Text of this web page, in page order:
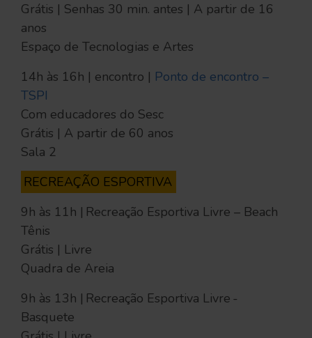
Grátis | Senhas 30 min. antes | A partir de 16
anos
Espaço de Tecnologias e Artes
14h às 16h | encontro | Ponto de encontro –
TSPI
Com educadores do Sesc
Grátis | A partir de 60 anos
Sala 2
RECREAÇÃO ESPORTIVA
9h às 11h | Recreação Esportiva Livre – Beach
Tênis
Grátis | Livre
Quadra de Areia
9h às 13h | Recreação Esportiva Livre -
Basquete